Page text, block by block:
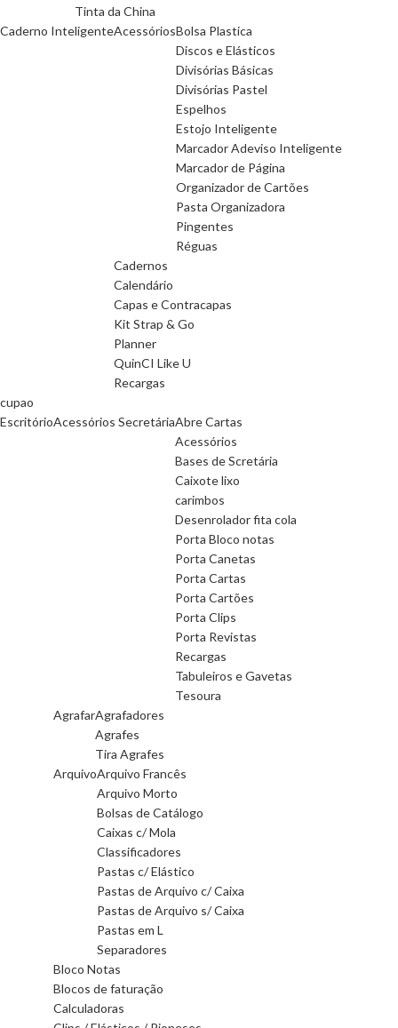
Tinta da China
Caderno InteligenteAcessóriosBolsa Plastica
Discos e Elásticos
Divisórias Básicas
Divisórias Pastel
Espelhos
Estojo Inteligente
Marcador Adeviso Inteligente
Marcador de Página
Organizador de Cartões
Pasta Organizadora
Pingentes
Réguas
Cadernos
Calendário
Capas e Contracapas
Kit Strap & Go
Planner
QuinCI Like U
Recargas
cupao
EscritórioAcessórios SecretáriaAbre Cartas
Acessórios
Bases de Scretária
Caixote lixo
carimbos
Desenrolador fita cola
Porta Bloco notas
Porta Canetas
Porta Cartas
Porta Cartões
Porta Clips
Porta Revistas
Recargas
Tabuleiros e Gavetas
Tesoura
AgrafarAgrafadores
Agrafes
Tira Agrafes
ArquivoArquivo Francês
Arquivo Morto
Bolsas de Catálogo
Caixas c/ Mola
Classificadores
Pastas c/ Elástico
Pastas de Arquivo c/ Caixa
Pastas de Arquivo s/ Caixa
Pastas em L
Separadores
Bloco Notas
Blocos de faturação
Calculadoras